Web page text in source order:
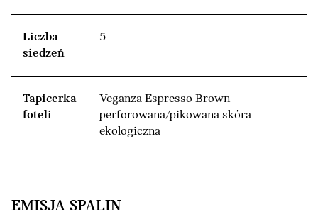
Liczba
siedzeń
5
Tapicerka
foteli
Veganza Espresso Brown
perforowana/pikowana skóra
ekologiczna
EMISJA SPALIN